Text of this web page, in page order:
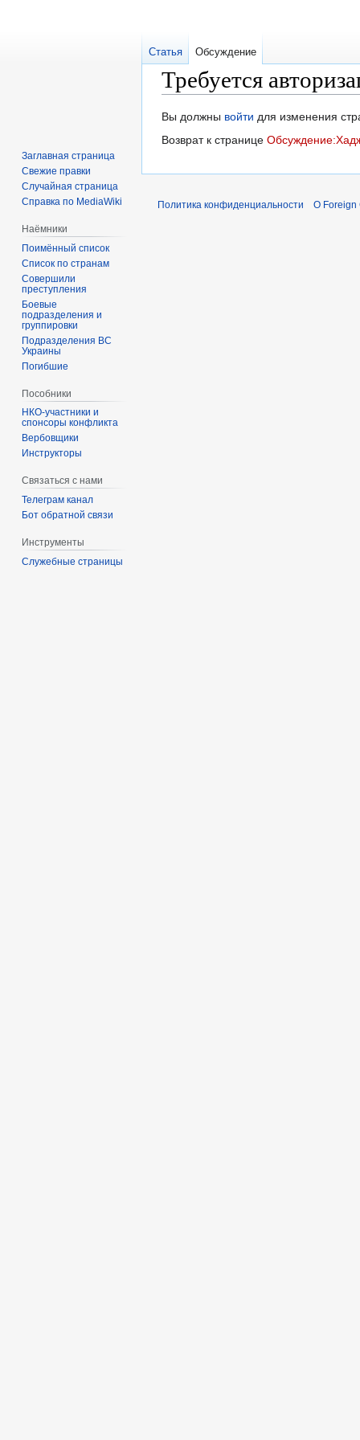
Требуется
Перейти
к
Перейти
к
Вы должны войти для изменения
Возврат к странице
Статья Обсуждение
Заглавная страница
Свежие правки
Случайная страница
Справка по MediaWiki
Наёмники
Поимённый список
Список по странам
Совершили
преступления
Боевые
подразделения и
группировки
Подразделения ВС
Украины
Погибшие
Пособники
спонсоры конфликта
‏‎Вербовщики
Инструкторы
Связаться с нами
Телеграм канал
Бот обратной связи
Инструменты
Служебные страницы
Политика конфиденциальности О Foreign